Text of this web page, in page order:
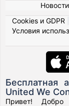
Новости
Cookies и GDPR
Условия
Бесплатная
United We
Привет! Добро